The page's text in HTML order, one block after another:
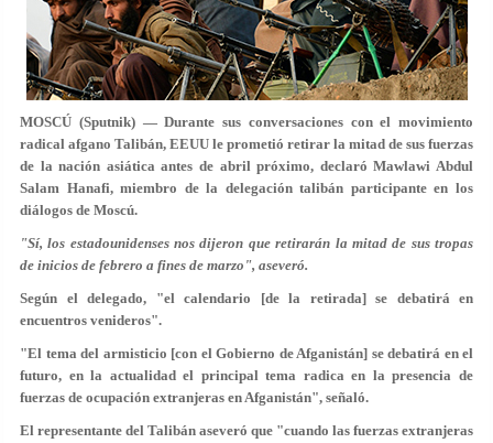
MOSCÚ (Sputnik) — Durante sus conversaciones con el movimiento
radical afgano Talibán, EEUU le prometió retirar la mitad de sus fuerzas
de la nación asiática antes de abril próximo, declaró Mawlawi Abdul
Salam Hanafi, miembro de la delegación talibán participante en los
diálogos de Moscú.
"Sí, los estadounidenses nos dijeron que retirarán la mitad de sus tropas
de inicios de febrero a fines de marzo", aseveró.
Según el delegado, "el calendario [de la retirada] se debatirá en
encuentros venideros".
"El tema del armisticio [con el Gobierno de Afganistán] se debatirá en el
futuro, en la actualidad el principal tema radica en la presencia de
fuerzas de ocupación extranjeras en Afganistán", señaló.
El representante del Talibán aseveró que "cuando las fuerzas extranjeras